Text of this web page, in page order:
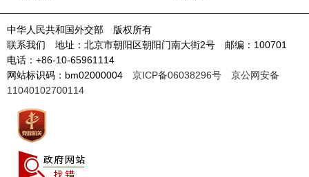
中华人民共和国外交部 版权所有
联系我们 地址：北京市朝阳区朝阳门南大街2号 邮编：100701
电话：+86-10-65961114
网站标识码：bm02000004 京ICP备06038296号
京公网安备
11040102700114